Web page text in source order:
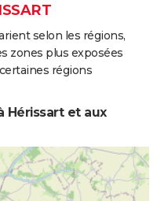
selon les régions,
zones plus exposées
régions
Hérissart et aux